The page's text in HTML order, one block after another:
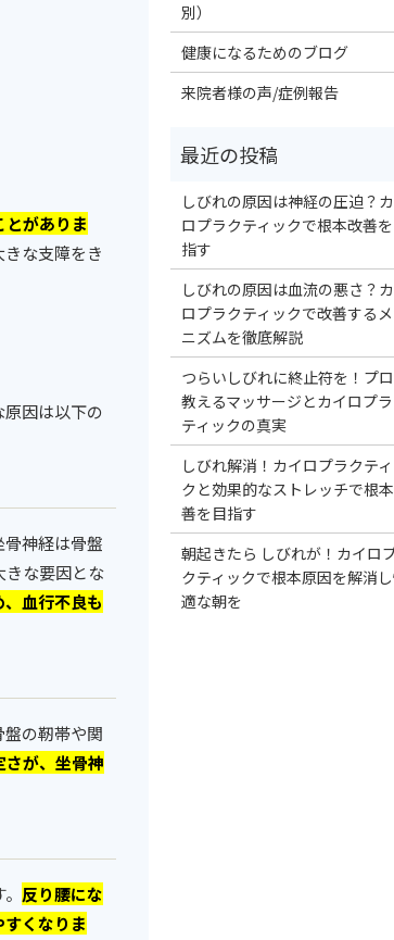
がありま
な支障をき
因は以下の
神経は骨盤
きな要因とな
血行不良も
の靭帯や関
さが、坐骨神
反り腰にな
くなりま
別）
健康になるためのブログ
来院者様の声/症例報告
しびれの原因は神経の圧迫？
ロプラクティックで根本改善
指す
しびれの原因は血流の悪さ？
ロプラクティックで改善する
ニズムを徹底解説
つらいしびれに終止符を！プ
教えるマッサージとカイロプ
ティックの真実
しびれ解消！カイロプラクテ
クと効果的なストレッチで根
善を目指す
朝起きたら しびれが！カイロ
クティックで根本原因を解消
適な朝を